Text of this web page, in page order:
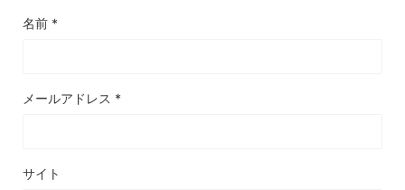
名前 *
メールアドレス *
サイト